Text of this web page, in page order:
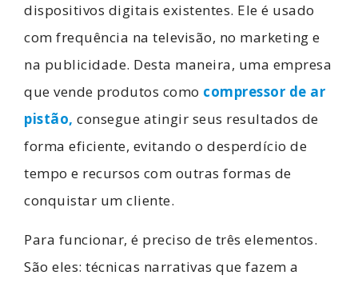
dispositivos digitais existentes. Ele é usado
com frequência na televisão, no marketing e
na publicidade. Desta maneira, uma empresa
que vende produtos como compressor de ar
pistão, consegue atingir seus resultados de
forma eficiente, evitando o desperdício de
tempo e recursos com outras formas de
conquistar um cliente.
Para funcionar, é preciso de três elementos.
São eles: técnicas narrativas que fazem a